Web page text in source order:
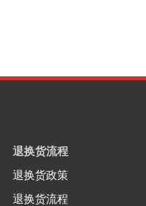
退换货流程
退换货政策
退换货流程